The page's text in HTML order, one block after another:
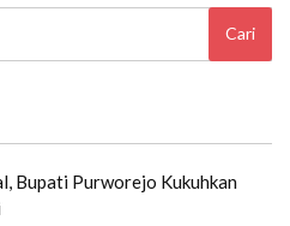
Bupati Purworejo Kukuhkan